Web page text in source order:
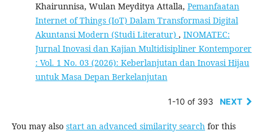
Khairunnisa, Wulan Meyditya Attalla, Pemanfaatan
Internet of Things (IoT) Dalam Transformasi Digital
Akuntansi Modern (Studi Literatur) , INOMATEC:
Jurnal Inovasi dan Kajian Multidisipliner Kontemporer
: Vol. 1 No. 03 (2026): Keberlanjutan dan Inovasi Hijau
untuk Masa Depan Berkelanjutan
1-10 of 393 NEXT
You may also start an advanced similarity searchfor this